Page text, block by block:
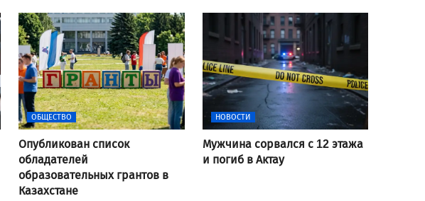
ОБЩЕСТВО
Опубликован список
обладателей
образовательных грантов в
Казахстане
НОВОСТИ
Мужчина сорвался с 12 этажа
и погиб в Актау